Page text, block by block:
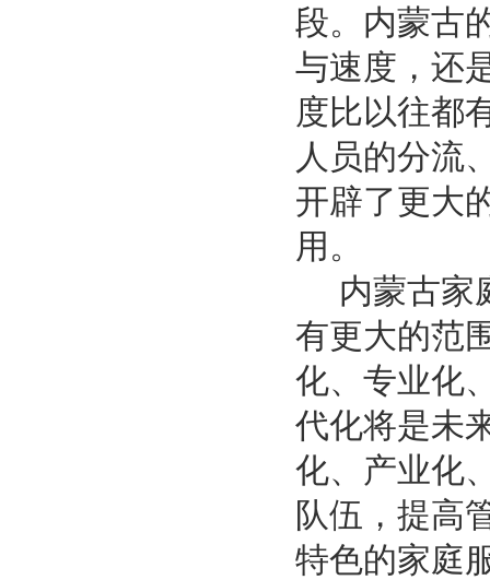
段。内蒙古
与速度，还
度比以往都
人员的分流
开辟了更大
用。
内蒙古家
有更大的范
化、专业化
代化将是未
化、产业化
队伍，提高
特色的家庭